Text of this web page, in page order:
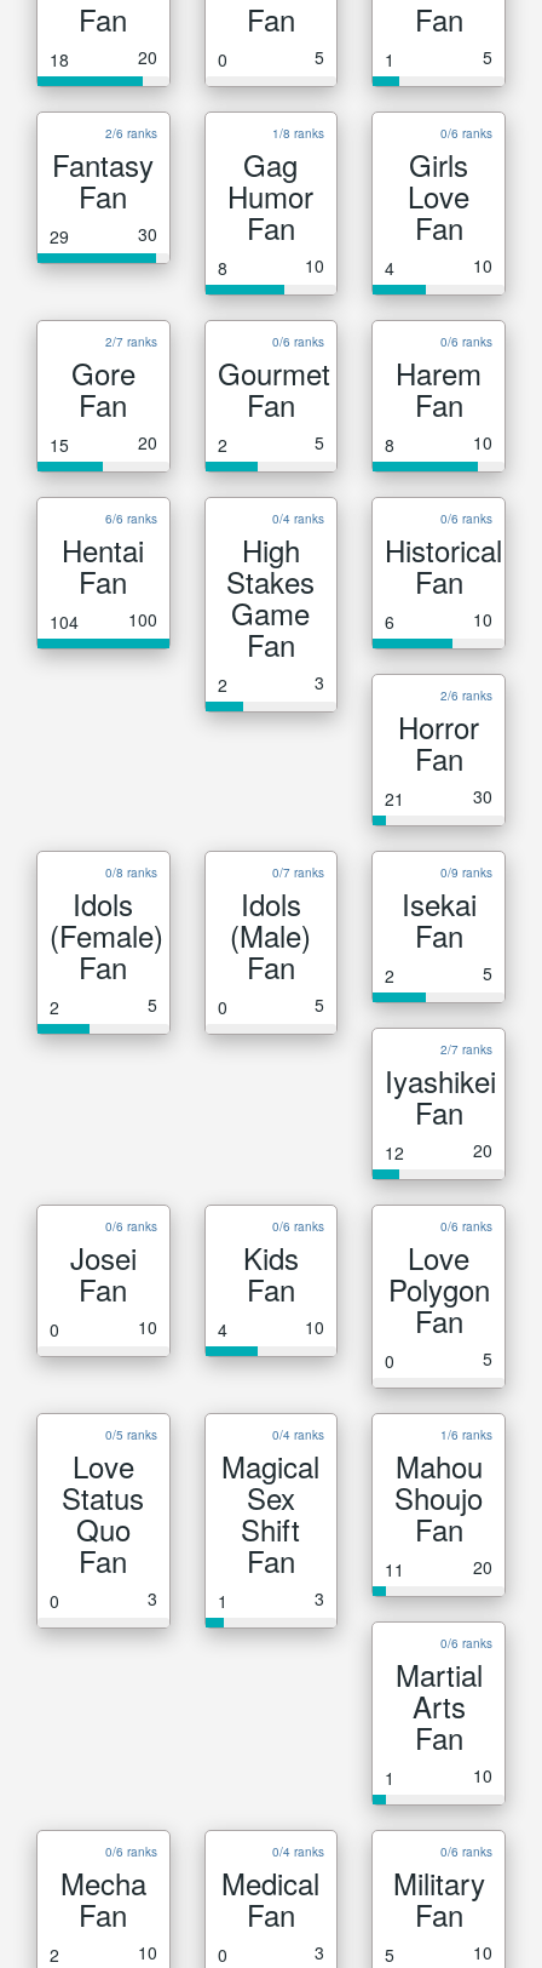
Fan
18 20
Fan
0 5
Fan
1 5
2/6 ranks
Fantasy
Fan
29 30
1/8 ranks
Gag
Humor
Fan
8 10
0/6 ranks
Girls
Love
Fan
4 10
2/7 ranks
Gore
Fan
15 20
0/6 ranks
Gourmet
Fan
2 5
0/6 ranks
Harem
Fan
8 10
6/6 ranks
Hentai
Fan
104 100
0/4 ranks
High
Stakes
Game
Fan
2 3
0/6 ranks
Historical
Fan
6 10
2/6 ranks
Horror
Fan
21 30
0/8 ranks
Idols
(Female)
Fan
2 5
0/7 ranks
Idols
(Male)
Fan
0 5
0/9 ranks
Isekai
Fan
2 5
2/7 ranks
Iyashikei
Fan
12 20
0/6 ranks
Josei
Fan
0 10
0/6 ranks
Kids
Fan
4 10
0/6 ranks
Love
Polygon
Fan
0 5
0/5 ranks
Love
Status
Quo
Fan
0 3
0/4 ranks
Magical
Sex
Shift
Fan
1 3
1/6 ranks
Mahou
Shoujo
Fan
11 20
0/6 ranks
Martial
Arts
Fan
1 10
0/6 ranks
Mecha
Fan
2 10
0/4 ranks
Medical
Fan
0 3
0/6 ranks
Military
Fan
5 10